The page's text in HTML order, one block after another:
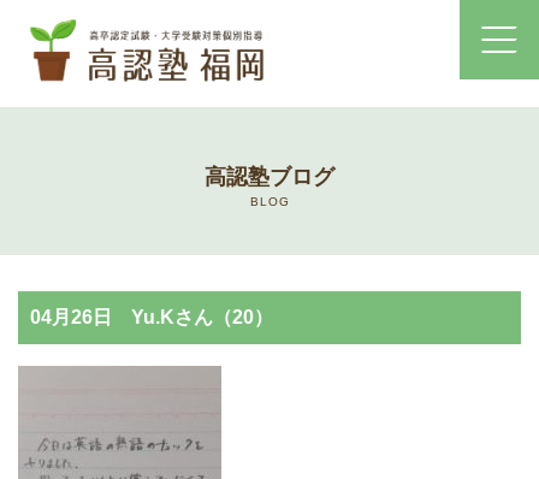
高認塾のご案内
高卒認定試験とは
高認塾ブログ
BLOG
04月26日 Yu.Kさん（20）